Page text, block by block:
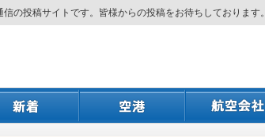
の投稿サイトです。皆様からの投稿をお待ちしております。